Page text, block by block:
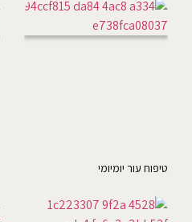
טיפוח עור יומיומי